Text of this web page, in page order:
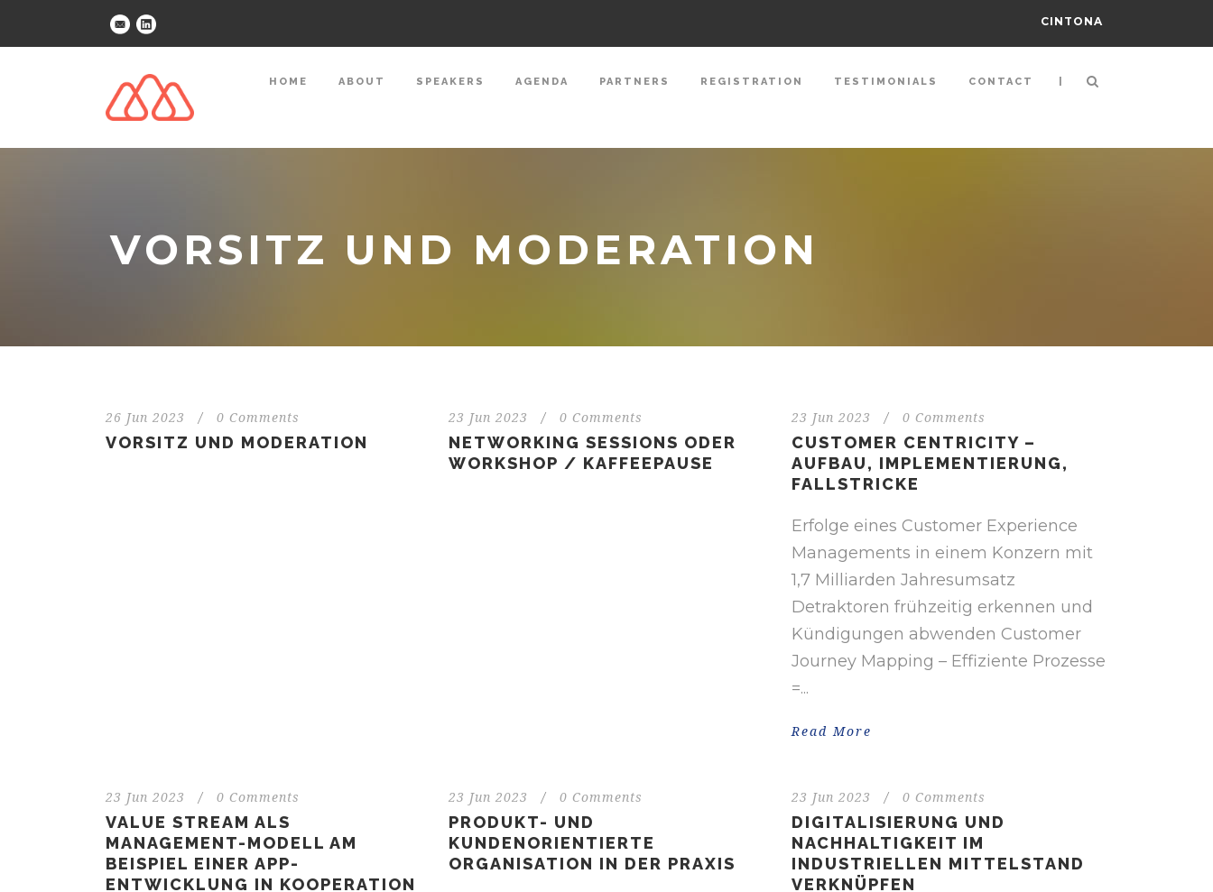
CINTONA
HOME ABOUT SPEAKERS AGENDA PARTNERS REGISTRATION TESTIMONIALS CONTACT |
VORSITZ UND MODERATION
26 Jun 2023 / 0 Comments
VORSITZ UND MODERATION
23 Jun 2023 / 0 Comments
NETWORKING SESSIONS ODER
WORKSHOP / KAFFEEPAUSE
23 Jun 2023 / 0 Comments
CUSTOMER CENTRICITY –
AUFBAU, IMPLEMENTIERUNG,
FALLSTRICKE
Erfolge eines Customer Experience
Managements in einem Konzern mit
1,7 Milliarden Jahresumsatz
Detraktoren frühzeitig erkennen und
Kündigungen abwenden Customer
Journey Mapping – Effiziente Prozesse
=...
Read More
23 Jun 2023 / 0 Comments
VALUE STREAM ALS
MANAGEMENT-MODELL AM
BEISPIEL EINER APP-
ENTWICKLUNG IN KOOPERATION
23 Jun 2023 / 0 Comments
PRODUKT- UND
KUNDENORIENTIERTE
ORGANISATION IN DER PRAXIS
23 Jun 2023 / 0 Comments
DIGITALISIERUNG UND
NACHHALTIGKEIT IM
INDUSTRIELLEN MITTELSTAND
VERKNÜPFEN